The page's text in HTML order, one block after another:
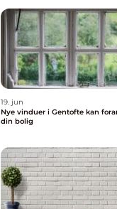
19. jun
Nye vinduer i Gentofte kan
din bolig